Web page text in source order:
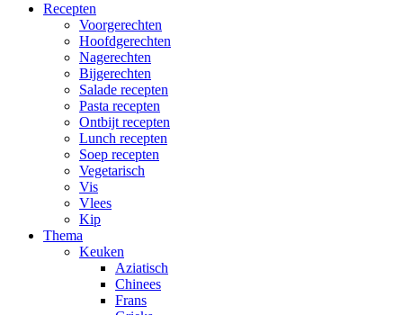
Recepten
Voorgerechten
Hoofdgerechten
Nagerechten
Bijgerechten
Salade recepten
Pasta recepten
Ontbijt recepten
Lunch recepten
Soep recepten
Vegetarisch
Vis
Vlees
Kip
Thema
Keuken
Aziatisch
Chinees
Frans